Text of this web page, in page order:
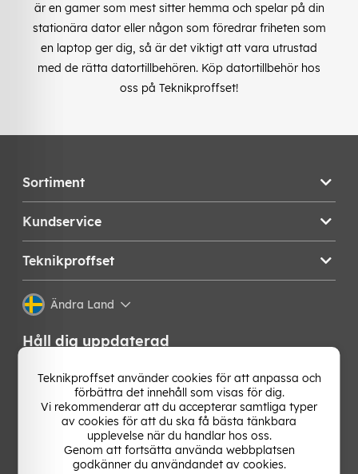
är en gamer som mest sitter hemma och spelar på din
stationära dator eller någon som föredrar friheten som
en laptop ger dig, så är det viktigt att vara utrustad
med de rätta datortillbehören. Köp datortillbehör hos
oss på Teknikproffset!
Sortiment
Kundservice
Teknikproffset
Ändra Land
Håll dig uppdaterad
Få de senaste nyheterna, hetaste erbjudandena och
bästa tipsen från oss direkt i din mejlkorg. Signa upp på
vårt nyhetsbrev!
Teknikproffset använder cookies för att anpassa och
förbättra det innehåll som visas för dig.
Vi rekommenderar att du accepterar samtliga typer
av cookies för att du ska få bästa tänkbara
upplevelse när du handlar hos oss.
Genom att fortsätta använda webbplatsen
godkänner du användandet av cookies.